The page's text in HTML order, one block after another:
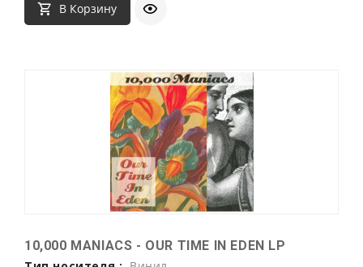
В Корзину
10,000 MANIACS - OUR TIME IN EDEN LP